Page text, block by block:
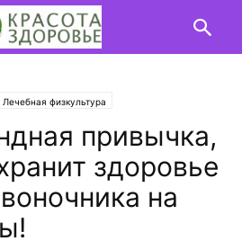
Лечебная физкультура
привычка,
здоровье
на